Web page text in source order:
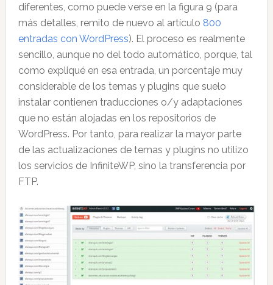
diferentes, como puede verse en la figura 9 (para
más detalles, remito de nuevo al artículo 800
entradas con WordPress). El proceso es realmente
sencillo, aunque no del todo automático, porque, tal
como expliqué en esa entrada, un porcentaje muy
considerable de los temas y plugins que suelo
instalar contienen traducciones o/y adaptaciones
que no están alojadas en los repositorios de
WordPress. Por tanto, para realizar la mayor parte
de las actualizaciones de temas y plugins no utilizo
los servicios de InfiniteWP, sino la transferencia por
FTP.